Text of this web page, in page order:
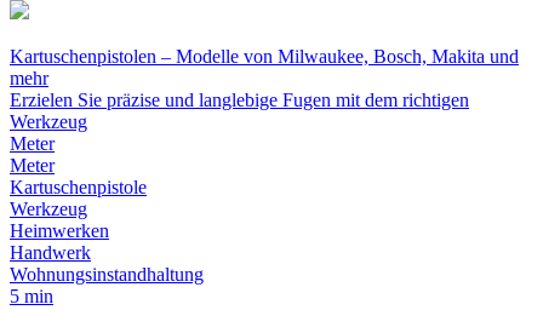
Kartuschenpistolen – Modelle von Milwaukee, Bosch, Makita und
mehr
Erzielen Sie präzise und langlebige Fugen mit dem richtigen
Werkzeug
Meter
Meter
Kartuschenpistole
Werkzeug
Heimwerken
Handwerk
Wohnungsinstandhaltung
5 min